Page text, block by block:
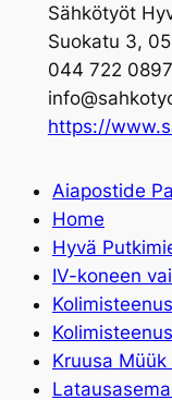
Sähkötyöt
Suokatu 3,
044 722 0897
https://
Aiapostide
Home
Hyvä
IV-koneen
Kruusa Müük